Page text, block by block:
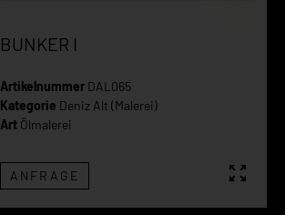
BUNKER I
Artikelnummer DAL065
Kategorie Deniz Alt (Malerei)
Art Ölmalerei
ANFRAGE